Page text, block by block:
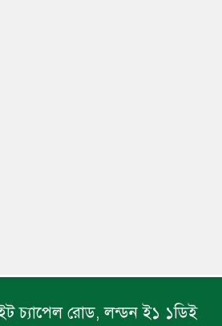
চ্যাপেল রোড, লন্ডন ই১ ১ডিই